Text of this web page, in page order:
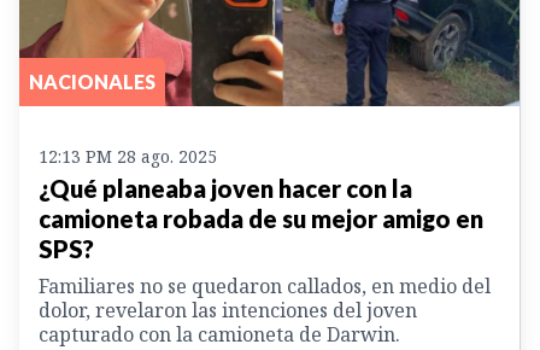
NACIONALES
12:13 PM 28 ago. 2025
¿Qué planeaba joven hacer con la
camioneta robada de su mejor amigo en
SPS?
Familiares no se quedaron callados, en medio del
dolor, revelaron las intenciones del joven
capturado con la camioneta de Darwin.